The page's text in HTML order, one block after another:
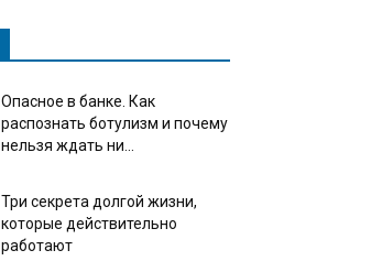
Опасное в банке. Как
распознать ботулизм и почему
нельзя ждать ни...
Три секрета долгой жизни,
которые действительно
работают